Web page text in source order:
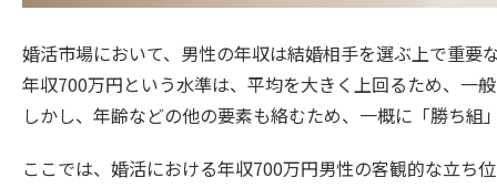
婚活市場において、男性の年収は結婚相手を選ぶ上で重要
年収700万円という水準は、平均を大きく上回るため、一
しかし、年齢などの他の要素も絡むため、一概に「勝ち組
ここでは、婚活における年収700万円男性の客観的な立ち